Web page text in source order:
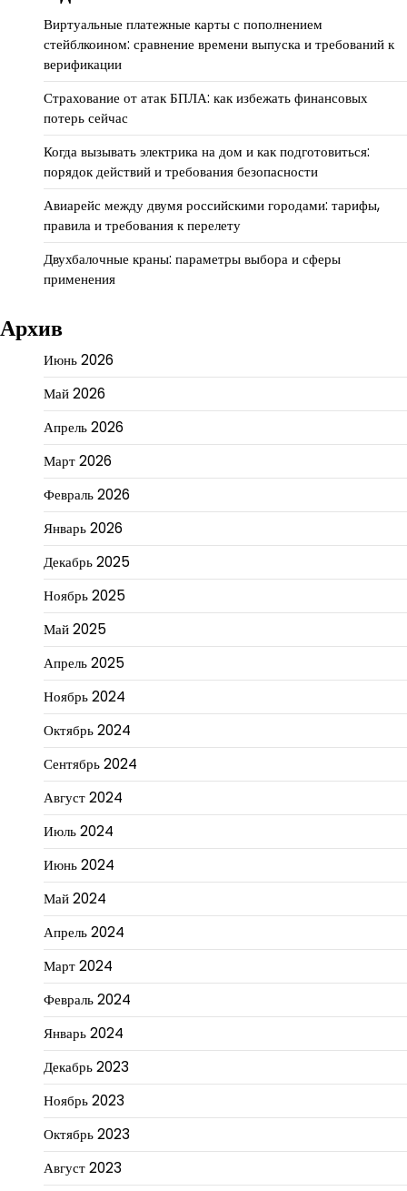
Виртуальные платежные карты с пополнением
стейблкоином: сравнение времени выпуска и требований к
верификации
Страхование от атак БПЛА: как избежать финансовых
потерь сейчас
Когда вызывать электрика на дом и как подготовиться:
порядок действий и требования безопасности
Авиарейс между двумя российскими городами: тарифы,
правила и требования к перелету
Двухбалочные краны: параметры выбора и сферы
применения
Архив
Июнь 2026
Май 2026
Апрель 2026
Март 2026
Февраль 2026
Январь 2026
Декабрь 2025
Ноябрь 2025
Май 2025
Апрель 2025
Ноябрь 2024
Октябрь 2024
Сентябрь 2024
Август 2024
Июль 2024
Июнь 2024
Май 2024
Апрель 2024
Март 2024
Февраль 2024
Январь 2024
Декабрь 2023
Ноябрь 2023
Октябрь 2023
Август 2023